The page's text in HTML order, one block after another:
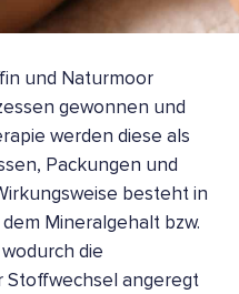
und Naturmoor
gewonnen und
werden diese als
Packungen und
besteht in
Mineralgehalt bzw.
die
angeregt